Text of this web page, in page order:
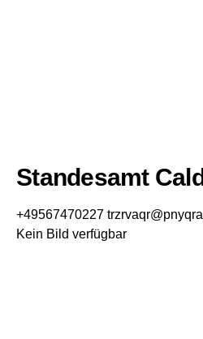
Standesamt
+49567470227
Kein Bild verfügbar